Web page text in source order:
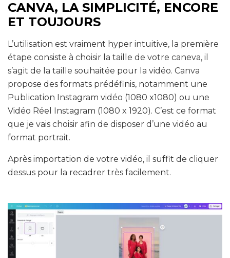
CANVA, LA SIMPLICITÉ, ENCORE
ET TOUJOURS
L’utilisation est vraiment hyper intuitive, la première
étape consiste à choisir la taille de votre caneva, il
s’agit de la taille souhaitée pour la vidéo. Canva
propose des formats prédéfinis, notamment une
Publication Instagram vidéo (1080 x1080) ou une
Vidéo Réel Instagram (1080 x 1920). C’est ce format
que je vais choisir afin de disposer d’une vidéo au
format portrait.
Après importation de votre vidéo, il suffit de cliquer
dessus pour la recadrer très facilement.